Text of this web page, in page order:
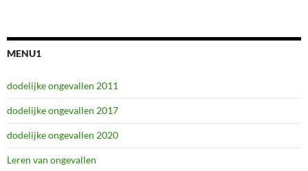
MENU1
dodelijke ongevallen 2011
dodelijke ongevallen 2017
dodelijke ongevallen 2020
Leren van ongevallen